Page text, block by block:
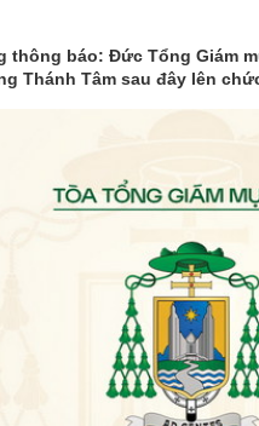
thông báo: Đức Tổng Giám
Thánh Tâm sau đây lên